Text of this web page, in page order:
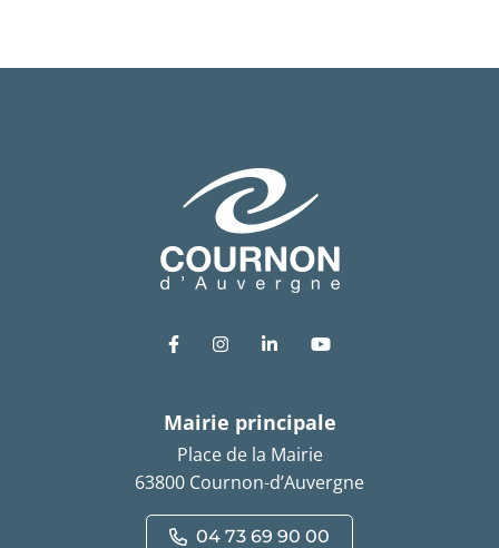
Lien vers le compte Facebook
Lien vers le compte Instagram
Lien vers le compte
Lien vers la
Mairie principale
Place de la Mairie
63800 Cournon-d’Auvergne
04 73 69 90 00